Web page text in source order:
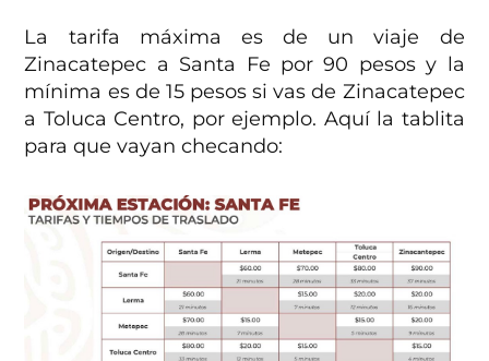
La tarifa máxima es de un viaje de
Zinacatepec a Santa Fe por 90 pesos y la
mínima es de 15 pesos si vas de Zinacatepec
a Toluca Centro, por ejemplo. Aquí la tablita
para que vayan checando: